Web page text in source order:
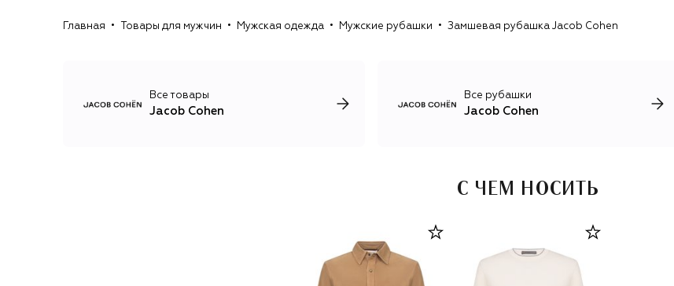
коллекциях есть все для повседневного гардероба.
Главная Товары для мужчин Мужская одежда Мужские рубашки Замшевая рубашка Jacob Cohen
Все товары
Jacob Cohen
Все рубашки
Jacob Cohen
С ЧЕМ НОСИТЬ